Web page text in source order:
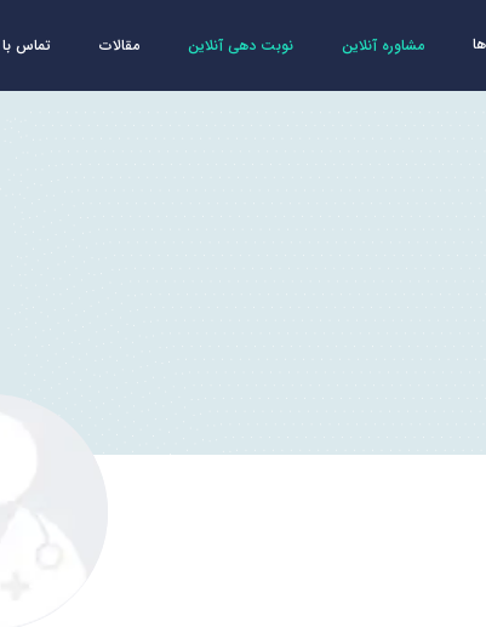
مشاوره آنلاین نوبت دهی آنلاین مقالات تماس با